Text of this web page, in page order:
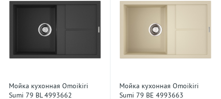
Мойка кухонная Omoikiri
Sumi 79 BL 4993662
Мойка кухонная Omoikiri
Sumi 79 BE 4993663